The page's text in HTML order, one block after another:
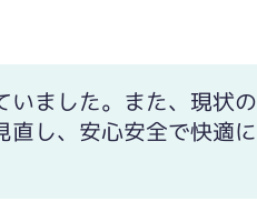
いました。また、現状の
し、安心安全で快適に